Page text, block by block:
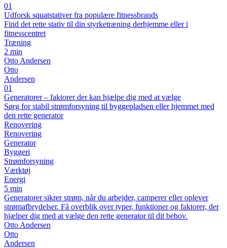
01
Udforsk squatstativer fra populære fitnessbrands
Find det rette stativ til din styrketræning derhjemme eller i
fitnesscentret
Træning
2 min
Otto Andersen
Otto
Andersen
01
Generatorer – faktorer der kan hjælpe dig med at vælge
Sørg for stabil strømforsyning til byggepladsen eller hjemmet med
den rette generator
Renovering
Renovering
Generator
Byggeri
Strømforsyning
Værktøj
Energi
5 min
Generatorer sikrer strøm, når du arbejder, camperer eller oplever
strømafbrydelser. Få overblik over typer, funktioner og faktorer, der
hjælper dig med at vælge den rette generator til dit behov.
Otto Andersen
Otto
Andersen